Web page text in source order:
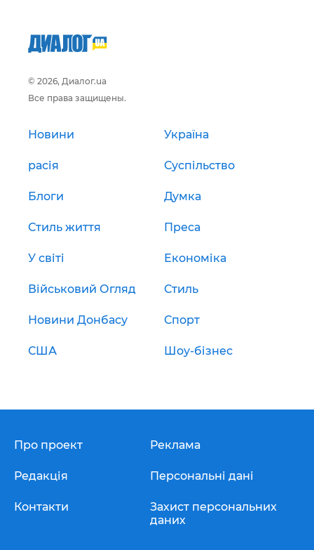
© 2026, Диалог.ua
Все права защищены.
Новини Україна
расія Суспільство
Блоги Думка
Стиль життя Преса
У світі Економіка
Військовий Огляд Стиль
Новини Донбасу Спорт
США Шоу-бізнес
Про проект
Редакція
Контакти
Реклама
Персональні дані
Захист персональних
даних